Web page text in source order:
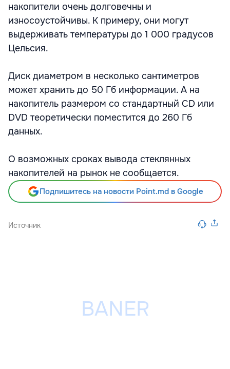
накопители очень долговечны и
износоустойчивы. К примеру, они могут
выдерживать температуры до 1 000 градусов
Цельсия.
Диск диаметром в несколько сантиметров
может хранить до 50 Гб информации. А на
накопитель размером со стандартный CD или
DVD теоретически поместится до 260 Гб
данных.
О возможных сроках вывода стеклянных
накопителей на рынок не сообщается.
Подпишитесь на новости Point.md в Google
Источник